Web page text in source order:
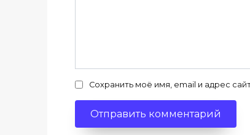
Сохранить моё имя, email и адрес